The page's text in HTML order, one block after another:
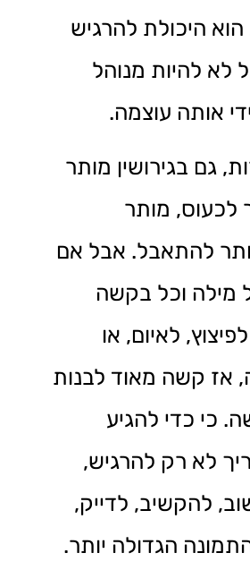
הוא היכולת להרגיש
לא להיות מנוהל
אותה עוצמה.
גם בגירושין מותר
לכעוס, מותר
להתאבל. אבל אם
מילה וכל בקשה
לאיום, או
אז קשה מאוד לבנות
כי כדי להגיע
לא רק להרגיש,
להקשיב, לדייק,
הגדולה יותר.